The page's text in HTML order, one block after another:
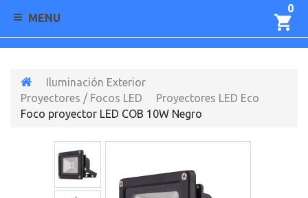
0
MENU
Iluminación Exterior
Proyectores / Focos LED
Proyectores LED Eco
Foco proyector LED COB 10W Negro